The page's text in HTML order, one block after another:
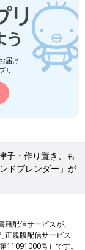
届け
リ
子・作り置き、も
ドブレンダー」が
配信サービスが、
正規版配信サービス
11091000号）です。